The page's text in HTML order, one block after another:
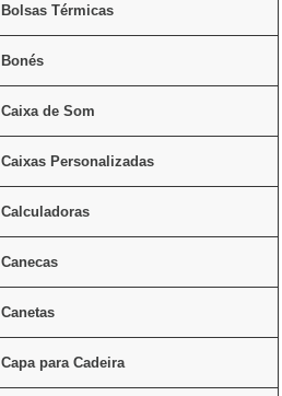
Bolsas Térmicas
Bonés
Caixa de Som
Caixas Personalizadas
Calculadoras
Canecas
Canetas
Capa para Cadeira